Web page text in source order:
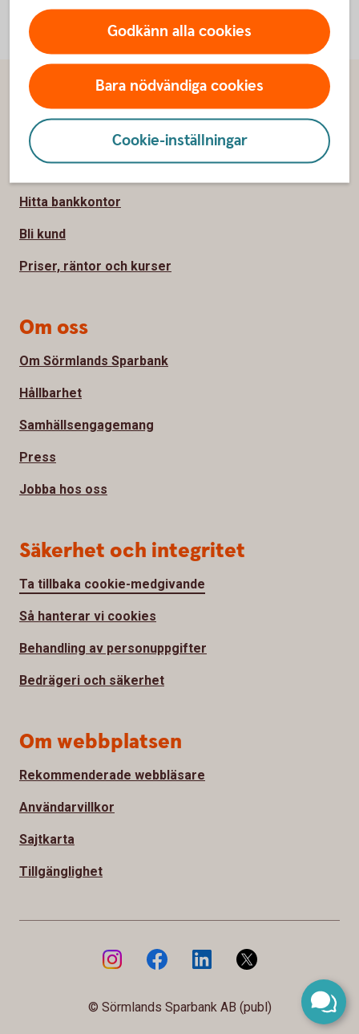
Godkänn alla cookies
Bara nödvändiga cookies
Cookie-inställningar
Sidfot
Hitta snabbt
Kundservice
Hitta bankkontor
Bli kund
Priser, räntor och kurser
Om oss
Om Sörmlands Sparbank
Hållbarhet
Samhällsengagemang
Press
Jobba hos oss
Säkerhet och integritet
Ta tillbaka cookie-medgivande
Så hanterar vi cookies
Behandling av personuppgifter
Bedrägeri och säkerhet
Om webbplatsen
Rekommenderade webbläsare
Användarvillkor
Sajtkarta
Tillgänglighet
© Sörmlands Sparbank AB (publ)